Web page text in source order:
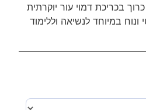
בכריכת דמוי עור יוקרתית
במיוחד לנשיאה וללימוד